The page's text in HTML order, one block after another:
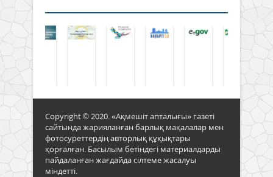
Copyright © 2020. «Ақмешіт апталығы» газеті
сайтында жарияланған барлық мақалалар мен
фотосуреттердің авторлық құқықтары
қорғалған. Басылым бетіндегі материалдарды
пайдаланған жағдайда сілтеме жасалуы
міндетті.